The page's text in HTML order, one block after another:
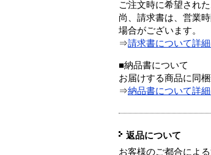
ご注文時に希望され
尚、請求書は、営業
場合がございます。
⇒請求書について詳
■納品書について
お届けする商品に同梱
⇒納品書について詳
返品について
お客様のご都合によ